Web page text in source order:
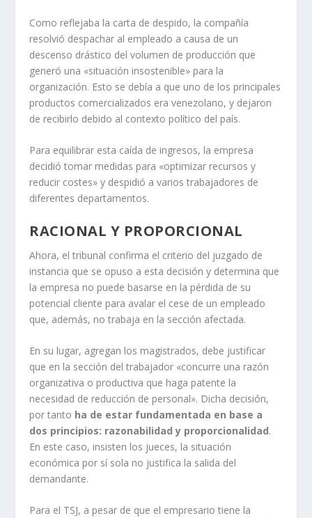
Como reflejaba la carta de despido, la compañía
resolvió despachar al empleado a causa de un
descenso drástico del volumen de producción que
generó una «situación insostenible» para la
organización. Esto se debía a que uno de los principales
productos comercializados era venezolano, y dejaron
de recibirlo debido al contexto político del país.
Para equilibrar esta caída de ingresos, la empresa
decidió tomar medidas para «optimizar recursos y
reducir costes» y despidió a varios trabajadores de
diferentes departamentos.
RACIONAL Y PROPORCIONAL
Ahora, el tribunal confirma el criterio del juzgado de
instancia que se opuso a esta decisión y determina que
la empresa no puede basarse en la pérdida de su
potencial cliente para avalar el cese de un empleado
que, además, no trabaja en la sección afectada.
En su lugar, agregan los magistrados, debe justificar
que en la sección del trabajador «concurre una razón
organizativa o productiva que haga patente la
necesidad de reducción de personal». Dicha decisión,
por tanto ha de estar fundamentada en base a
dos principios: razonabilidad y proporcionalidad.
En este caso, insisten los jueces, la situación
económica por sí sola no justifica la salida del
demandante.
Para el TSJ, a pesar de que el empresario tiene la